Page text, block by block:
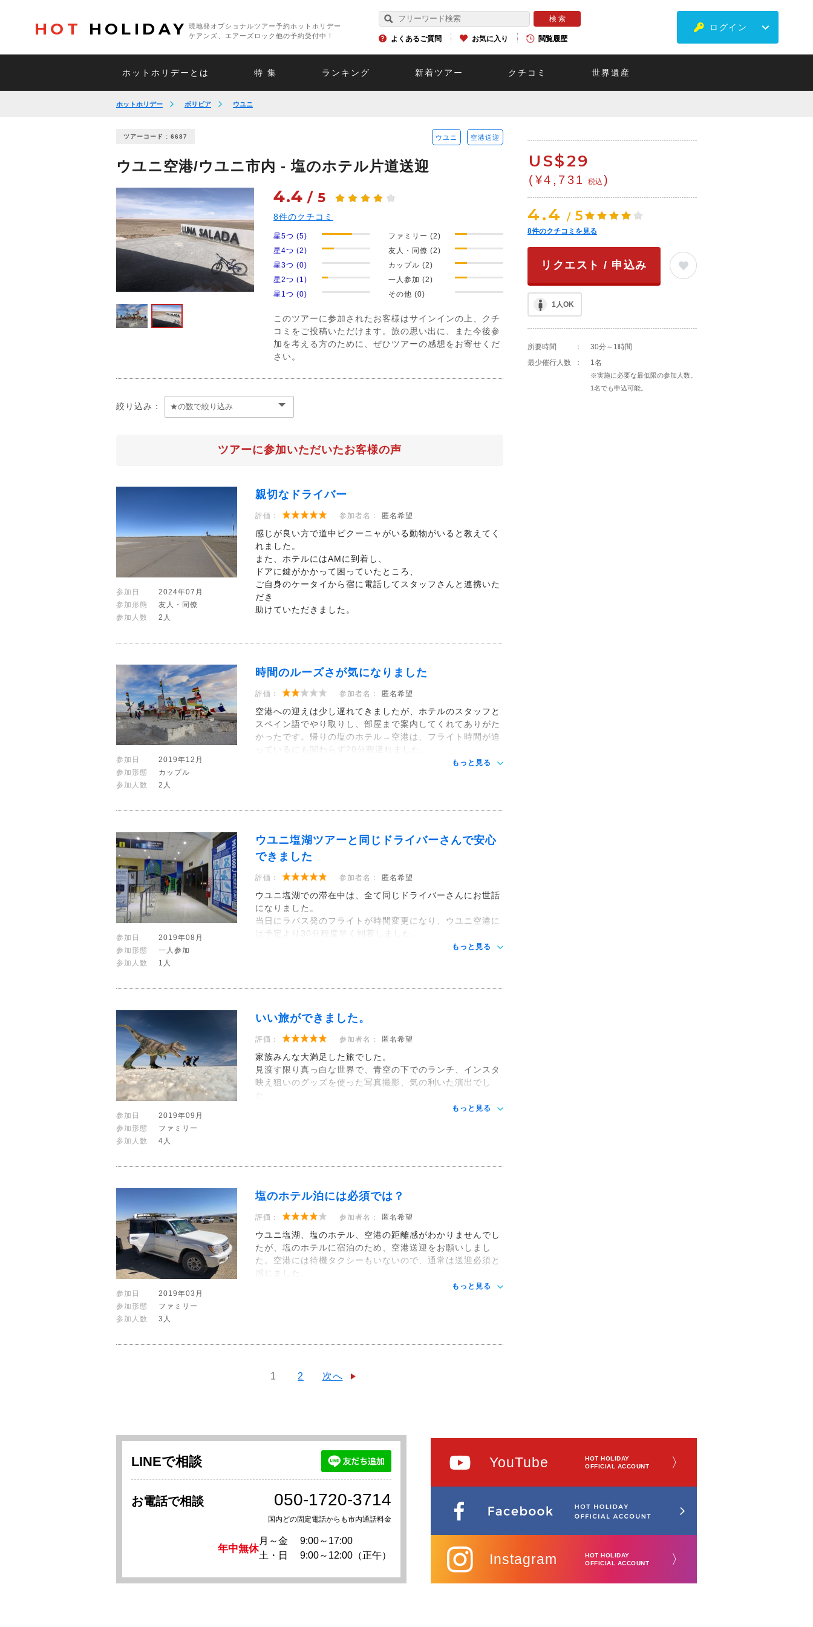
HOT HOLIDAY
現地発オプショナルツアー予約ホットホリデー
ケアンズ、エアーズロック他の予約受付中！
よくあるご質問 お気に入り 閲覧履歴
ログイン
ホットホリデーとは 特 集 ランキング 新着ツアー クチコミ 世界遺産
ホットホリデー ボリビア ウユニ
ツアーコード : 6687 ウユニ 空港送迎
ウユニ空港/ウユニ市内 - 塩のホテル片道送迎
4.4 / 5
8件のクチコミ
星5つ (5)
星4つ (2)
星3つ (0)
星2つ (1)
星1つ (0)
ファミリー (2)
友人・同僚 (2)
カップル (2)
一人参加 (2)
その他 (0)
このツアーに参加されたお客様はサインインの上、クチ
コミをご投稿いただけます。旅の思い出に、また今後参
加を考える方のために、ぜひツアーの感想をお寄せくだ
さい。
絞り込み：
ツアーに参加いただいたお客様の声
親切なドライバー
評価： 参加者名： 匿名希望
感じが良い方で道中ビクーニャがいる動物がいると教えてく
れました。
また、ホテルにはAMに到着し、
ドアに鍵がかかって困っていたところ、
ご自身のケータイから宿に電話してスタッフさんと連携いた
だき
助けていただきました。
参加日
2024年07月
参加形態
友人・同僚
参加人数
2人
時間のルーズさが気になりました
評価： 参加者名： 匿名希望
空港への迎えは少し遅れてきましたが、ホテルのスタッフと
スペイン語でやり取りし、部屋まで案内してくれてありがた
かったです。帰りの塩のホテル→空港は、フライト時間が迫
っているにも関わらず20分程遅れました。
もっと見る
参加日
2019年12月
参加形態
カップル
参加人数
2人
ウユニ塩湖ツアーと同じドライバーさんで安心
できました
評価： 参加者名： 匿名希望
ウユニ塩湖での滞在中は、全て同じドライバーさんにお世話
になりました。
当日にラパス発のフライトが時間変更になり、ウユニ空港に
は予定より30分程度早く到着しました。
もっと見る
参加日
2019年08月
参加形態
一人参加
参加人数
1人
いい旅ができました。
評価： 参加者名： 匿名希望
家族みんな大満足した旅でした。
見渡す限り真っ白な世界で、青空の下でのランチ、インスタ
映え狙いのグッズを使った写真撮影、気の利いた演出でし
た。
もっと見る
参加日
2019年09月
参加形態
ファミリー
参加人数
4人
塩のホテル泊には必須では？
評価： 参加者名： 匿名希望
ウユニ塩湖、塩のホテル、空港の距離感がわかりませんでし
たが、塩のホテルに宿泊のため、空港送迎をお願いしまし
た。空港には待機タクシーもいないので、通常は送迎必須と
感じました。
もっと見る
参加日
2019年03月
参加形態
ファミリー
参加人数
3人
1 2 次へ
US$29
(¥4,731 税込 )
4.4 / 5
8件のクチコミを見る
リクエスト / 申込み
1人OK
所要時間 ：
30分～1時間
最少催行人数
： 1名
※実施に必要な最低限の参加人数。
1名でも申込可能。
LINEで相談
お電話で相談 050-1720-3714
国内どの固定電話からも市内通話料金
年中無休
月～金
9:00～17:00
土・日
9:00～12:00（正午）
YouTube
HOT HOLIDAY
OFFICIAL ACCOUNT
〉
Instagram
HOT HOLIDAY
OFFICIAL ACCOUNT
〉